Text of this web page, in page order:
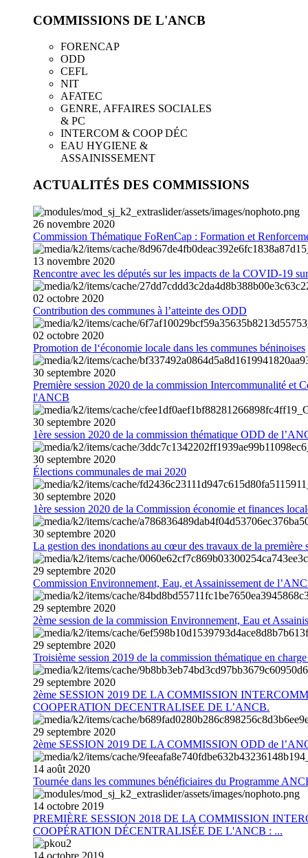
COMMISSIONS DE L'ANCB
FORENCAP
ODD
CEFL
NIT
AFATEC
GENRE, AFFAIRES SOCIALES
& PC
INTERCOM & COOP DÉC
EAU HYGIENE &
ASSAINISSEMENT
ACTUALITÉS DES COMMISSIONS
26 novembre 2020
Commission Thématique FoRenCap : Formation et
13 novembre 2020
Rencontre avec les députés sur les impacts de la COVID-19
02 octobre 2020
Contribution des communes à l’atteinte des ODD
02 octobre 2020
Promotion de l‘économie locale dans les communes béninoises
30 septembre 2020
Première session 2020 de la commission Intercommunalité et
l'ANCB
30 septembre 2020
1ère session 2020 de la commission thématique ODD de
30 septembre 2020
Élections communales de mai 2020
30 septembre 2020
1ère session 2020 de la Commission économie et finances
30 septembre 2020
La gestion des inondations au cœur des travaux de la première
29 septembre 2020
Commission Environnement, Eau, et Assainissement de
29 septembre 2020
2ème session de la commission Environnement, Eau et
29 septembre 2020
Troisième session 2019 de la commission thématique en
29 septembre 2020
2ème SESSION 2019 DE LA COMMISSION
COOPERATION DECENTRALISEE DE L’ANCB.
29 septembre 2020
2ème SESSION 2019 DE LA COMMISSION ODD de
14 août 2020
Tournée dans les communes bénéficiaires du Programme
14 octobre 2019
PREMIÈRE SESSION 2018 DE LA COMMISSION
COOPÉRATION DÉCENTRALISÉE DE L'ANCB : ...
14 octobre 2019